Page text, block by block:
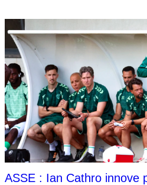
ASSE : Ian Cathro innove